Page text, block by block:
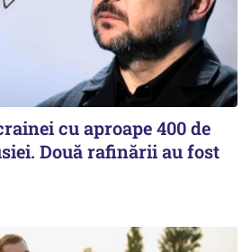
cu aproape 400 de
Două rafinării au fost